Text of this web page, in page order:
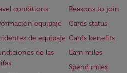
conditions
equipaje
de equipaje
de las
Reasons to join
Cards status
Cards benefits
Earn miles
Spend miles